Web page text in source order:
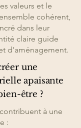
valeurs et le
cohérent,
dans leur
claire guide
d’aménagement.
une
apaisante
être ?
à une
: